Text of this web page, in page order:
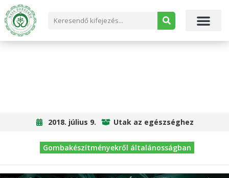
2018. július 9. Utak az egészséghez
Gombakészítményekről általánosságban